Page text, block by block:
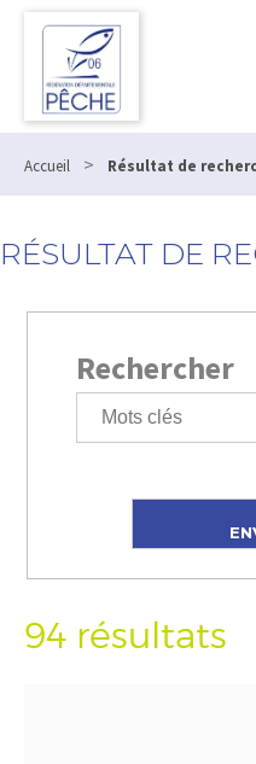
Accueil > Résultat de
RÉSULTAT DE
Rechercher
94 résultats